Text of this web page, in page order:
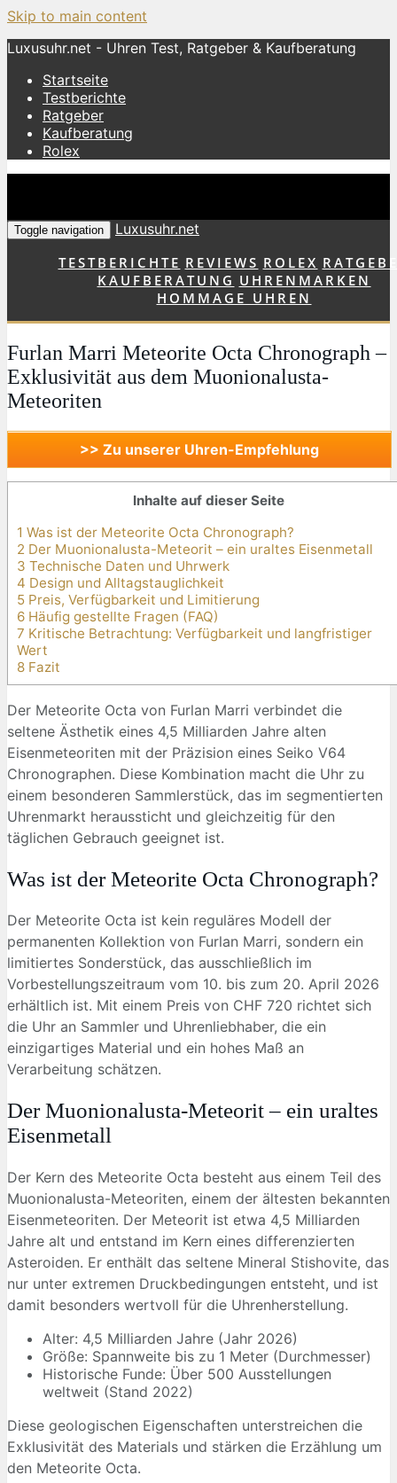
Skip to main content
Luxusuhr.net - Uhren Test, Ratgeber & Kaufberatung
Startseite
Testberichte
Ratgeber
Kaufberatung
Rolex
Toggle navigation
Luxusuhr.net
TESTBERICHTE REVIEWS ROLEX
KAUFBERATUNG UHRENMARKEN
HOMMAGE UHREN
Furlan Marri Meteorite Octa Chronograph –
Exklusivität aus dem Muonionalusta-
Meteoriten
>> Zu unserer Uhren-Empfehlung
Inhalte auf dieser Seite
1 Was ist der Meteorite Octa Chronograph?
2 Der Muonionalusta-Meteorit – ein uraltes Eisenmetall
3 Technische Daten und Uhrwerk
4 Design und Alltagstauglichkeit
5 Preis, Verfügbarkeit und Limitierung
6 Häufig gestellte Fragen (FAQ)
7 Kritische Betrachtung: Verfügbarkeit und langfristiger
Wert
8 Fazit
Der Meteorite Octa von Furlan Marri verbindet die
seltene Ästhetik eines 4,5 Milliarden Jahre alten
Eisenmeteoriten mit der Präzision eines Seiko V64
Chronographen. Diese Kombination macht die Uhr zu
einem besonderen Sammlerstück, das im segmentierten
Uhrenmarkt heraussticht und gleichzeitig für den
täglichen Gebrauch geeignet ist.
Was ist der Meteorite Octa Chronograph?
Der Meteorite Octa ist kein reguläres Modell der
permanenten Kollektion von Furlan Marri, sondern ein
limitiertes Sonderstück, das ausschließlich im
Vorbestellungszeitraum vom 10. bis zum 20. April 2026
erhältlich ist. Mit einem Preis von CHF 720 richtet sich
die Uhr an Sammler und Uhrenliebhaber, die ein
einzigartiges Material und ein hohes Maß an
Verarbeitung schätzen.
Der Muonionalusta-Meteorit – ein uraltes
Eisenmetall
Der Kern des Meteorite Octa besteht aus einem Teil des
Muonionalusta-Meteoriten, einem der ältesten bekannten
Eisenmeteoriten. Der Meteorit ist etwa 4,5 Milliarden
Jahre alt und entstand im Kern eines differenzierten
Asteroiden. Er enthält das seltene Mineral Stishovite, das
nur unter extremen Druckbedingungen entsteht, und ist
damit besonders wertvoll für die Uhrenherstellung.
Alter: 4,5 Milliarden Jahre (Jahr 2026)
Größe: Spannweite bis zu 1 Meter (Durchmesser)
Historische Funde: Über 500 Ausstellungen
weltweit (Stand 2022)
Diese geologischen Eigenschaften unterstreichen die
Exklusivität des Materials und stärken die Erzählung um
den Meteorite Octa.